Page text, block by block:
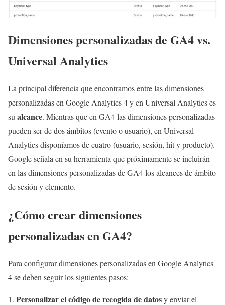
Dimensiones personalizadas de GA4 vs.
Universal Analytics
La principal diferencia que encontramos entre las dimensiones
personalizadas en Google Analytics 4 y en Universal Analytics es
su alcance. Mientras que en GA4 las dimensiones personalizadas
pueden ser de dos ámbitos (evento o usuario), en Universal
Analytics disponíamos de cuatro (usuario, sesión, hit y producto).
Google señala en su herramienta que próximamente se incluirán
en las dimensiones personalizadas de GA4 los alcances de ámbito
de sesión y elemento.
¿Cómo crear dimensiones
personalizadas en GA4?
Para configurar dimensiones personalizadas en Google Analytics
4 se deben seguir los siguientes pasos:
Personalizar el código de recogida de datosy enviar el